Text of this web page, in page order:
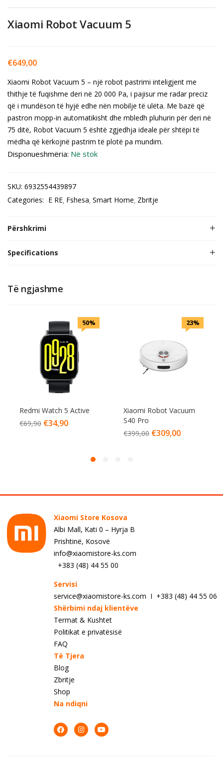
Xiaomi Robot Vacuum 5
€649,00
Xiaomi Robot Vacuum 5 – një robot pastrimi inteligjent me
thithje të fuqishme deri në 20 000 Pa, i pajisur me radar preciz
që i mundëson të hyjë edhe nën mobilje të ulëta. Me bazë që
pastron mopp-in automatikisht dhe mbledh pluhurin për deri në
75 ditë, Robot Vacuum 5 është zgjedhja ideale për shtëpi të
mëdha që kërkojnë pastrim të plotë pa mundim.
Disponueshmëria: Në stok
SKU: 6932554439897
Categories: E RE Fshesa Smart Home Zbritje
Përshkrimi
Specifications
Të ngjashme
50%
Redmi Watch 5 Active
€69,90 €34,90
23%
Xiaomi Robot Vacuum
S40 Pro
€399,00 €309,00
Xiaomi Store Kosova
Albi Mall, Kati 0 – Hyrja B
Prishtinë, Kosovë
info@xiaomistore-ks.com
+383 (48) 44 55 00
Servisi
service@xiaomistore-ks.com I +383 (48) 44 55 06
Shërbimi ndaj klientëve
Termat & Kushtet
Politikat e privatësisë
FAQ
Të Tjera
Blog
Zbritje
Shop
Na ndiqni